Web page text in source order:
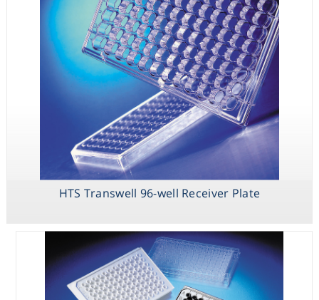
HTS Transwell 96-well Receiver Plate
שחורות\לבנות
באריות
NBS - פלטות
שחורות\לבנות
מפוליסטירן 96
באריות